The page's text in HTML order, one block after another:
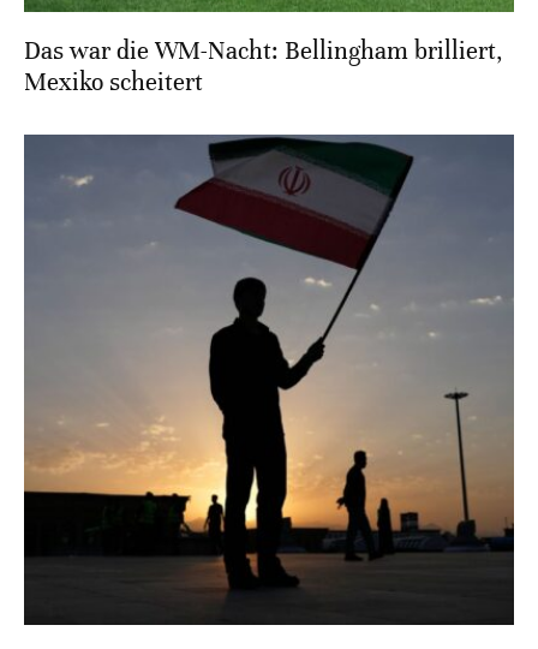
Das war die WM-Nacht: Bellingham brilliert,
Mexiko scheitert